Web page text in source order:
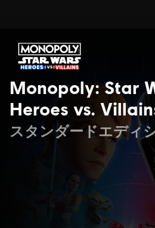
Monopoly: Star
Heroes vs.
スタンダードエディ